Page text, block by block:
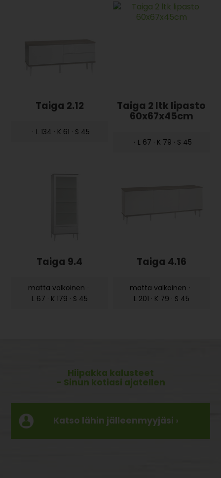
Taiga 2.12
· L 134 · K 61 · S 45
Taiga 2 ltk lipasto
60x67x45cm
· L 67 · K 79 · S 45
Taiga 9.4
matta valkoinen ·
L 67 · K 179 · S 45
Taiga 4.16
matta valkoinen ·
L 201 · K 79 · S 45
Hiipakka kalusteet
- Sinun kotiasi ajatellen
Katso lähin jälleenmyyjäsi ›